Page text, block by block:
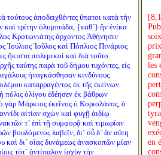
τούτους ἀποδειχθέντες ὕπατοι κατὰ τὴν
καὶ τρίτην ὀλυμπιάδα, {καθ´} ἣν ἐνίκα
Κροτωνιάτης ἄρχοντος Ἀθήνησιν
Ἰούλιος Ἰοῦλος καὶ Πόπλιος Πινάριος
ἥκιστα πολεμικοὶ καὶ διὰ τοῦτο
ταύτης παρὰ τοῦ δήμου τυχόντες, εἰς
ἠναγκάσθησαν κινδύνους
καταρραγέντος ἐκ τῆς ἐκείνων
πόλις ὀλίγου ἐδέησεν ἐκ βάθρων
γὰρ Μάρκιος ἐκεῖνος ὁ Κοριολάνος, ὁ
αἰτίαν σχὼν καὶ φυγῇ ἀιδίῳ
τ´ ἐπὶ τῇ συμφορᾷ καὶ τιμωρίαν
βουλόμενος λαβεῖν, δι´ οὗ δ´ ἂν αὕτη
καὶ δι´ οἵας δυνάμεως ἀνασκοπῶν μίαν
τότ´ ἀντίπαλον ἰσχὺν τὴν
les
en